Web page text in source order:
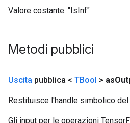
Valore costante: "IsInf"
Metodi pubblici
Uscita pubblica < TBool > as
Restituisce l'handle simbolico del
Gli input per le operazioni